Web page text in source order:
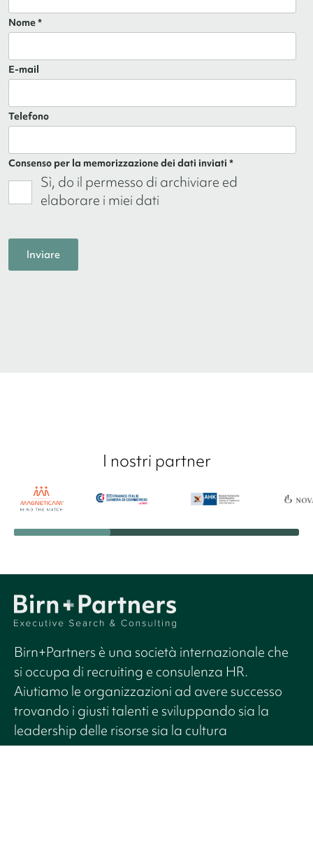
Nome *
E-mail
Telefono
Consenso per la memorizzazione dei dati inviati *
Sì, do il permesso di archiviare ed
elaborare i miei dati
I nostri partner
Birn+Partners è una società internazionale che
si occupa di recruiting e consulenza HR.
Aiutiamo le organizzazioni ad avere successo
trovando i giusti talenti e sviluppando sia la
leadership delle risorse sia la cultura
organizzativa